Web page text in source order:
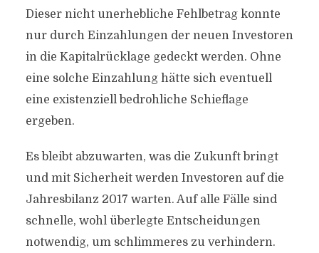
Dieser nicht unerhebliche Fehlbetrag konnte
nur durch Einzahlungen der neuen Investoren
in die Kapitalrücklage gedeckt werden. Ohne
eine solche Einzahlung hätte sich eventuell
eine existenziell bedrohliche Schieflage
ergeben.
Es bleibt abzuwarten, was die Zukunft bringt
und mit Sicherheit werden Investoren auf die
Jahresbilanz 2017 warten. Auf alle Fälle sind
schnelle, wohl überlegte Entscheidungen
notwendig, um schlimmeres zu verhindern.